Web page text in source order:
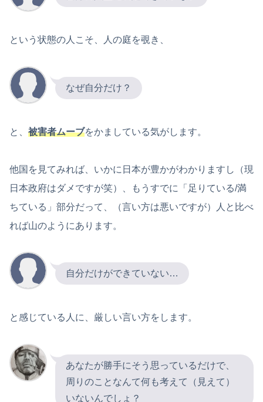
という状態の人こそ、人の庭を覗き、
なぜ自分だけ？
と、 被害者ムーブをかましている気がします。
他国を見てみれば、いかに日本が豊かがわかりますし（現
日本政府はダメですが笑）、もうすでに「足りている/満
ちている」部分だって、（言い方は悪いですが）人と比べ
れば山のようにあります。
自分だけができていない…
と感じている人に、厳しい言い方をします。
あなたが勝手にそう思っているだけで、
周りのことなんて何も考えて（見えて）
いないんでしょ？